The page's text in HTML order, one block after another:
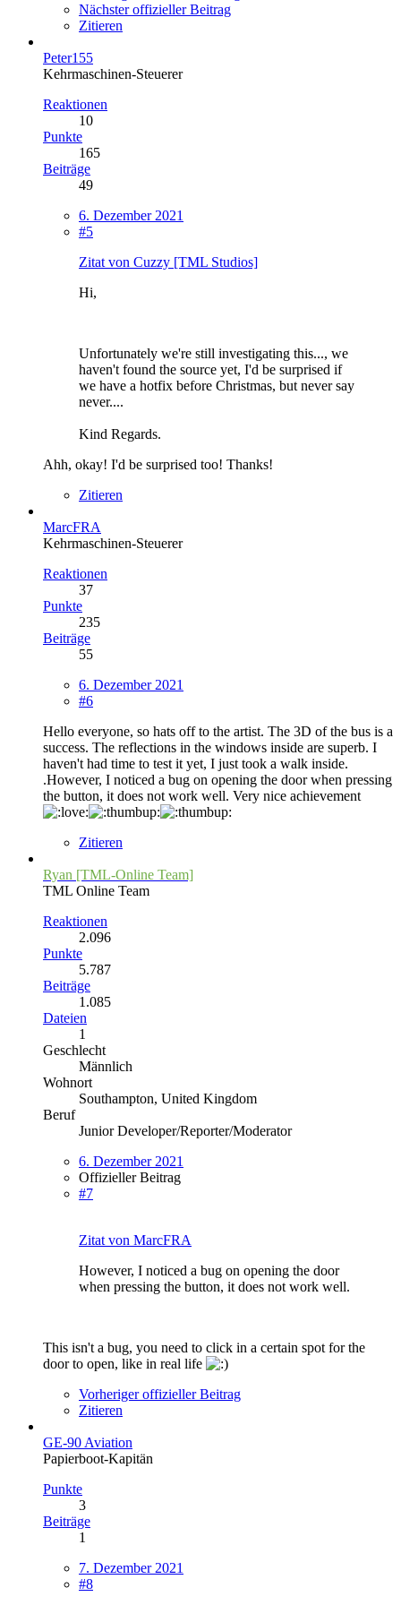
Nächster offizieller Beitrag
Zitieren
Peter155
Kehrmaschinen-Steuerer
Reaktionen
10
Punkte
165
Beiträge
49
6. Dezember 2021
#5
Zitat von Cuzzy [TML Studios]
Hi,
Unfortunately we're still investigating this..., we
haven't found the source yet, I'd be surprised if
we have a hotfix before Christmas, but never say
never....
Kind Regards.
Ahh, okay! I'd be surprised too! Thanks!
Zitieren
MarcFRA
Kehrmaschinen-Steuerer
Reaktionen
37
Punkte
235
Beiträge
55
6. Dezember 2021
#6
Hello everyone, so hats off to the artist. The 3D of the bus is a
success. The reflections in the windows inside are superb. I
haven't had time to test it yet, I just took a walk inside.
.However, I noticed a bug on opening the door when pressing
the button, it does not work well. Very nice achievement
Zitieren
Ryan [TML-Online Team]
TML Online Team
Reaktionen
2.096
Punkte
5.787
Beiträge
1.085
Dateien
1
Geschlecht
Männlich
Wohnort
Southampton, United Kingdom
Beruf
Junior Developer/Reporter/Moderator
6. Dezember 2021
Offizieller Beitrag
#7
Zitat von MarcFRA
However, I noticed a bug on opening the door
when pressing the button, it does not work well.
This isn't a bug, you need to click in a certain spot for the
door to open, like in real life
Vorheriger offizieller Beitrag
Zitieren
GE-90 Aviation
Papierboot-Kapitän
Punkte
3
Beiträge
1
7. Dezember 2021
#8